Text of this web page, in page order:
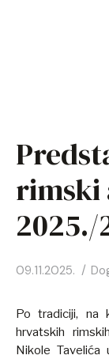
rimski
2025./
09.11.2025.
Po tradiciji, na
hrvatskih
Nikole